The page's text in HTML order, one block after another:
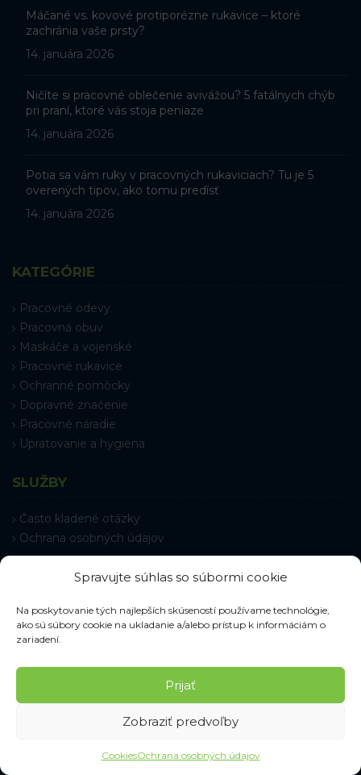
Spravujte súhlas so súbormi cookie
Na poskytovanie tých najlepších skúseností používame technológie,
ako sú súbory cookie na ukladanie a/alebo prístup k informáciám o
zariadení.
Prijať
Zobraziť predvoľby
CookiesOchrana osobných údajov
Máčané vs. kovové protiporézne rukavice – ktoré
zachránia vaše prsty?
14. januára 2026
Ničíte si pracovné oblečenie avivážou? 5 fatálnych chýb
pri praní, ktoré vás stoja peniaze
14. januára 2026
Potia sa vám ruky v pracovných rukaviciach? Tu je 5
overených tipov, ako tomu predísť
14. januára 2026
KATEGÓRIE
Pracovné odevy
Pracovná obuv
Maskáče a vojenské
Pracovné rukavice
Ochranné pomôcky
Dopravné značenie
Pracovné náradie
Upratovanie a hygiena
SLUŽBY
Často kladené otázky
Ochrana osobných údajov
VŠETKO O NÁKUPE
Časté otázky
Veľkostné tabuľky
Výmena a reklamácia
Odstúpenie od zmluvy